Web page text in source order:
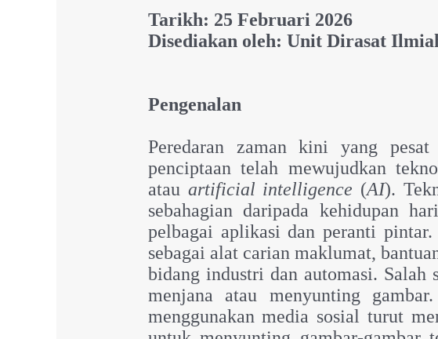
Tarikh: 25 Februari 2026
Disediakan oleh: Unit Dirasat
Pengenalan
Peredaran zaman kini yang pesat
penciptaan telah mewujudkan
atau artificial intelligence (AI).
sebahagian daripada kehidupan
pelbagai aplikasi dan peranti
sebagai alat carian maklumat,
bidang industri dan automasi. Salah
menjana atau menyunting
menggunakan media sosial turut